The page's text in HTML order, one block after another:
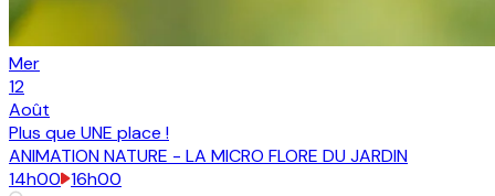
Mer
12
Août
Plus que UNE place !
ANIMATION NATURE - LA MICRO FLORE DU JARDIN
14h00 16h00